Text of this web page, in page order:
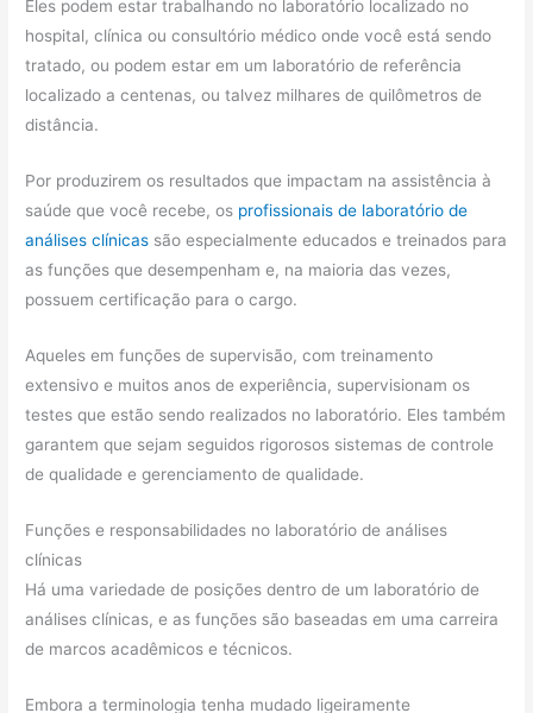
Eles podem estar trabalhando no laboratório localizado no
hospital, clínica ou consultório médico onde você está sendo
tratado, ou podem estar em um laboratório de referência
localizado a centenas, ou talvez milhares de quilômetros de
distância.
Por produzirem os resultados que impactam na assistência à
saúde que você recebe, os profissionais de laboratório de
análises clínicas são especialmente educados e treinados para
as funções que desempenham e, na maioria das vezes,
possuem certificação para o cargo.
Aqueles em funções de supervisão, com treinamento
extensivo e muitos anos de experiência, supervisionam os
testes que estão sendo realizados no laboratório. Eles também
garantem que sejam seguidos rigorosos sistemas de controle
de qualidade e gerenciamento de qualidade.
Funções e responsabilidades no laboratório de análises
clínicas
Há uma variedade de posições dentro de um laboratório de
análises clínicas, e as funções são baseadas em uma carreira
de marcos acadêmicos e técnicos.
Embora a terminologia tenha mudado ligeiramente